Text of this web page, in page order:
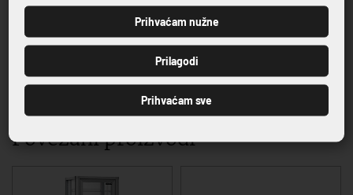
VRHUNSKA KVALITETA PROIZVODA
Povezani proizvodi
PRIJAVI SE
Prihvaćam nužne
Prilagodi
Prihvaćam sve